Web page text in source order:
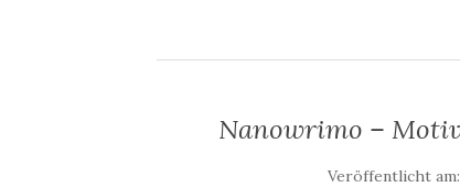
Nanowrimo –
Veröffentlicht am: